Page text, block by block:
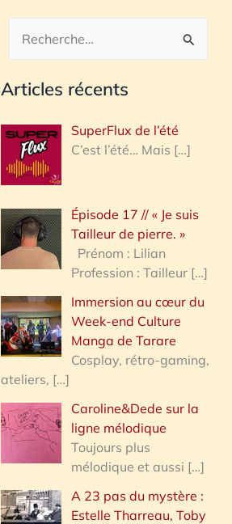
c
h
r
h
e
:
Articles récents
SuperFlux de l’été
C’est l’été… Mais […]
Épisode 17 // « Je suis
Tailleur de pierre. »
Prénom : Lilian
Profession : Tailleur […]
Immersion au cœur du
Week-end Culture
Manga de Tarare
Cosplay, rétro-gaming,
ateliers, […]
Caroline&Dede sur la
ligne mélodique
Toujours plus
mélodique et aussi […]
A 23 pas du mystère :
Estelle Tharreau, Toby